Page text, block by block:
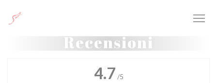
Recensioni
4.7 /5